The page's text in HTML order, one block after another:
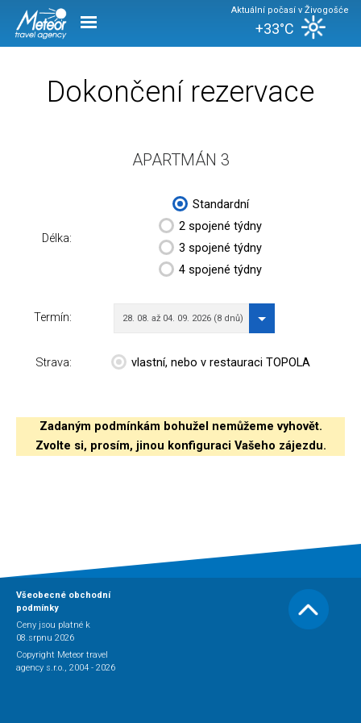
Aktuální počasí v Živogošće
+33°C
Dokončení rezervace
APARTMÁN 3
Délka:
Standardní
2 spojené týdny
3 spojené týdny
4 spojené týdny
Termín: 28. 08. až 04. 09. 2026 (8 dnů)
Strava: vlastní, nebo v restauraci TOPOLA
Zadaným podmínkám bohužel nemůžeme vyhovět.
Zvolte si, prosím, jinou konfiguraci Vašeho zájezdu.
Všeobecné obchodní
podmínky
Ceny jsou platné k
08.srpnu 2026
Copyright Meteor travel
agency s.r.o., 2004 - 2026